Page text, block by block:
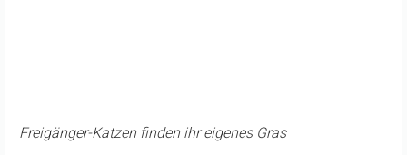
Freigänger-Katzen finden ihr eigenes Gras